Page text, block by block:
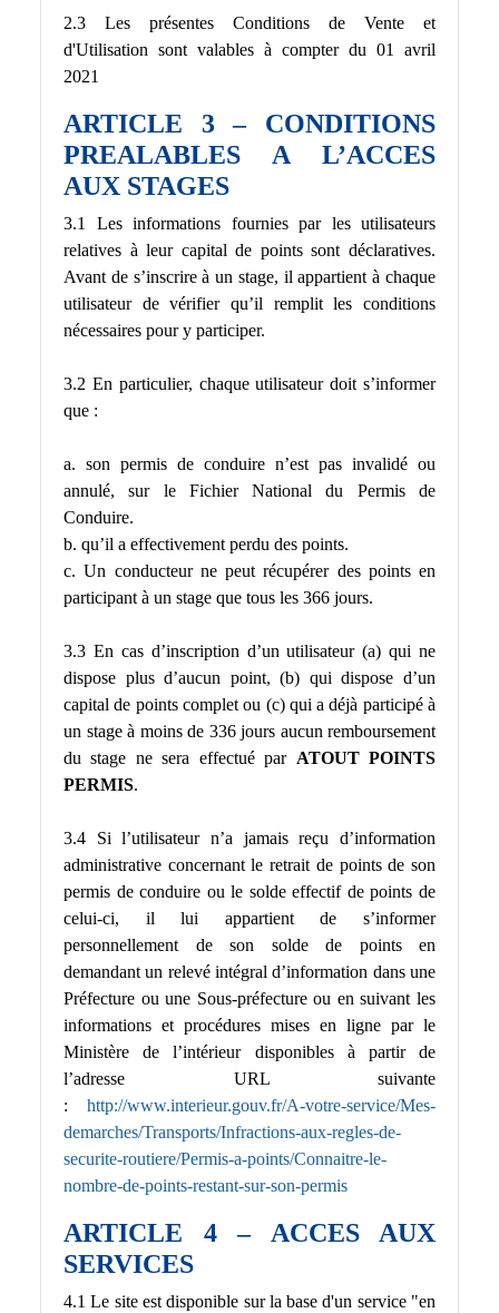
2.3 Les présentes Conditions de Vente et
d'Utilisation sont valables à compter du 01 avril
2021
ARTICLE 3 – CONDITIONS
PREALABLES A L’ACCES
AUX STAGES
3.1 Les informations fournies par les utilisateurs
relatives à leur capital de points sont déclaratives.
Avant de s’inscrire à un stage, il appartient à chaque
utilisateur de vérifier qu’il remplit les conditions
nécessaires pour y participer.
3.2 En particulier, chaque utilisateur doit s’informer
que :
a. son permis de conduire n’est pas invalidé ou
annulé, sur le Fichier National du Permis de
Conduire.
b. qu’il a effectivement perdu des points.
c. Un conducteur ne peut récupérer des points en
participant à un stage que tous les 366 jours.
3.3 En cas d’inscription d’un utilisateur (a) qui ne
dispose plus d’aucun point, (b) qui dispose d’un
capital de points complet ou (c) qui a déjà participé à
un stage à moins de 336 jours aucun remboursement
du stage ne sera effectué par ATOUT POINTS
PERMIS.
3.4 Si l’utilisateur n’a jamais reçu d’information
administrative concernant le retrait de points de son
permis de conduire ou le solde effectif de points de
celui-ci, il lui appartient de s’informer
personnellement de son solde de points en
demandant un relevé intégral d’information dans une
Préfecture ou une Sous-préfecture ou en suivant les
informations et procédures mises en ligne par le
Ministère de l’intérieur disponibles à partir de
l’adresse URL suivante
: http://www.interieur.gouv.fr/A-votre-service/Mes-
demarches/Transports/Infractions-aux-regles-de-
securite-routiere/Permis-a-points/Connaitre-le-
nombre-de-points-restant-sur-son-permis
ARTICLE 4 – ACCES AUX
SERVICES
4.1 Le site est disponible sur la base d'un service "en